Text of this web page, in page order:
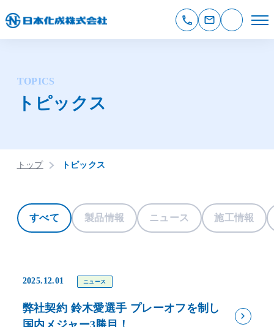
TOPICS
トピックス
トップ トピックス
すべて 製品情報 ニュース 施工情報
2025.12.01 ニュース
弊社契約 鈴木愛選手 プレーオフを制し
国内メジャー3勝目！